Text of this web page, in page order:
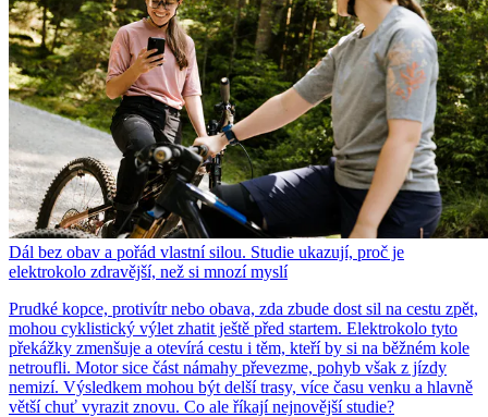
Dál bez obav a pořád vlastní silou. Studie ukazují, proč je
elektrokolo zdravější, než si mnozí myslí
Prudké kopce, protivítr nebo obava, zda zbude dost sil na cestu zpět,
mohou cyklistický výlet zhatit ještě před startem. Elektrokolo tyto
překážky zmenšuje a otevírá cestu i těm, kteří by si na běžném kole
netroufli. Motor sice část námahy převezme, pohyb však z jízdy
nemizí. Výsledkem mohou být delší trasy, více času venku a hlavně
větší chuť vyrazit znovu. Co ale říkají nejnovější studie?